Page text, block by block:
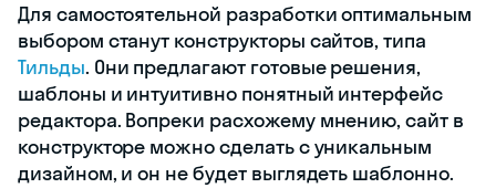
Для самостоятельной разработки оптимальным
выбором станут конструкторы сайтов, типа
Тильды. Они предлагают готовые решения,
шаблоны и интуитивно понятный интерфейс
редактора. Вопреки расхожему мнению, сайт в
конструкторе можно сделать с уникальным
дизайном, и он не будет выглядеть шаблонно.